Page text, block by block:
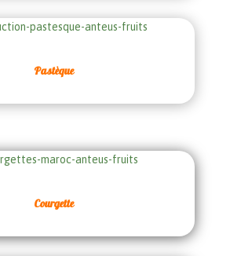
Pastèque
Courgette